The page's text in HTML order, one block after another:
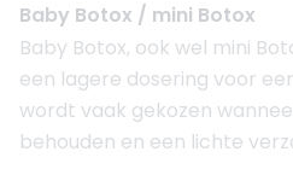
Baby Botox / mini Botox
Baby Botox, ook wel mini
een lagere dosering voor
wordt vaak gekozen
behouden en een lichte